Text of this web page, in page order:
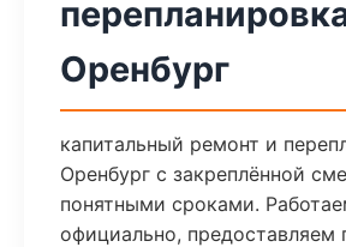
Оренбург
капитальный ремонт и
Оренбург с закреплённой
понятными сроками.
официально, предоставляем